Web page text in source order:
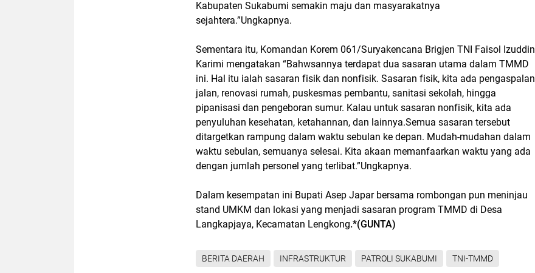
Kabupaten Sukabumi semakin maju dan masyarakatnya
sejahtera.”Ungkapnya.
Sementara itu, Komandan Korem 061/Suryakencana Brigjen TNI Faisol Izuddin
Karimi mengatakan “Bahwsannya terdapat dua sasaran utama dalam TMMD
ini. Hal itu ialah sasaran fisik dan nonfisik. Sasaran fisik, kita ada pengaspalan
jalan, renovasi rumah, puskesmas pembantu, sanitasi sekolah, hingga
pipanisasi dan pengeboran sumur. Kalau untuk sasaran nonfisik, kita ada
penyuluhan kesehatan, ketahannan, dan lainnya.Semua sasaran tersebut
ditargetkan rampung dalam waktu sebulan ke depan. Mudah-mudahan dalam
waktu sebulan, semuanya selesai. Kita akaan memanfaarkan waktu yang ada
dengan jumlah personel yang terlibat.”Ungkapnya.
Dalam kesempatan ini Bupati Asep Japar bersama rombongan pun meninjau
stand UMKM dan lokasi yang menjadi sasaran program TMMD di Desa
Langkapjaya, Kecamatan Lengkong.*(GUNTA)
BERITA DAERAH INFRASTRUKTUR PATROLI SUKABUMI TNI-TMMD